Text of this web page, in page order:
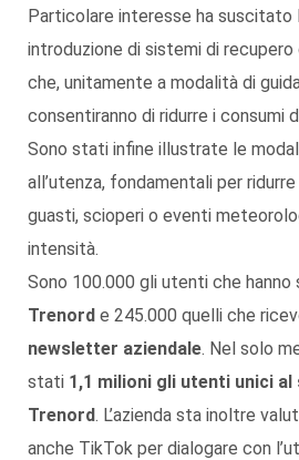
Particolare interesse ha suscitato
introduzione di sistemi di recupero
che, unitamente a modalità di
consentiranno di ridurre i consumi
Sono stati infine illustrate le
all’utenza, fondamentali per
guasti, scioperi o eventi
intensità.
Sono 100.000 gli utenti che hanno
Trenord e 245.000 quelli che
newsletter aziendale. Nel solo
stati 1,1 milioni gli utenti unici al
Trenord. L’azienda sta inoltre
anche TikTok per dialogare con